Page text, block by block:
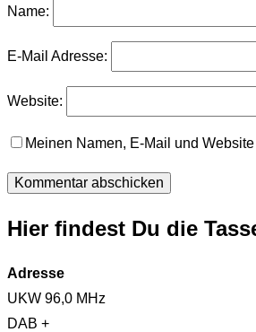
Name:
E-Mail Adresse:
Website:
Meinen Namen, E-Mail und
Hier findest Du die
Adresse
UKW 96,0 MHz
DAB +